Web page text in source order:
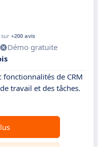
sur +200 avis
Démo gratuite
de CRM
travail et des tâches.